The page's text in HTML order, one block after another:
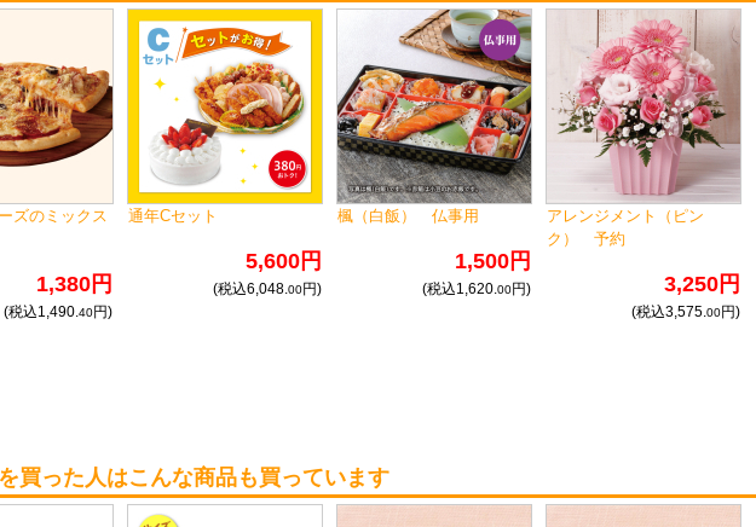
ズのミックス
1,380円
(税込1,490.40円)
通年Cセット
5,600円
(税込6,048.00円)
楓（白飯） 仏事用
1,500円
(税込1,620.00円)
アレンジメント（ピン
ク） 予約
3,250円
(税込3,575.00円)
買った人はこんな商品も買っています